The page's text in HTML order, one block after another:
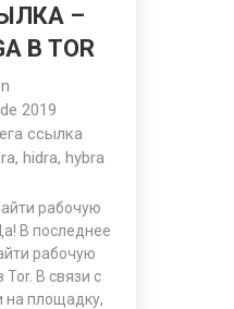
–
В TOR
2019
ссылка
, hidra, hybra
рабочую
В последнее
рабочую
Tor. В связи с
на площадку,